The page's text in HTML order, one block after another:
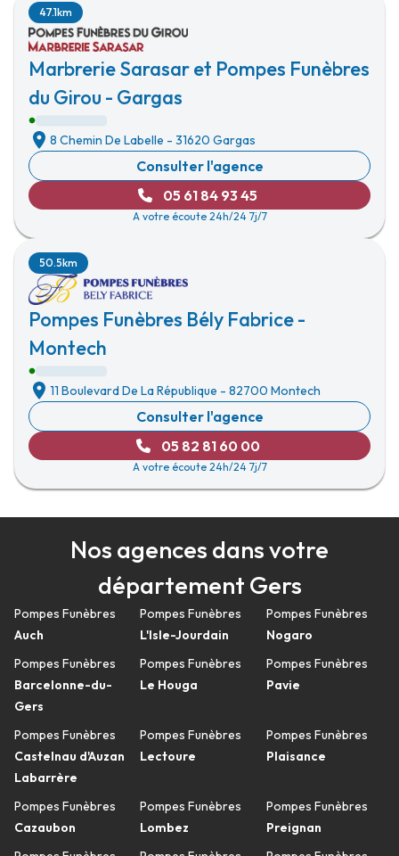
Marbrerie Sarasar et Pompes Funèbres
du Girou - Gargas
47.1km
8 Chemin De Labelle - 31620 Gargas
Consulter l'agence
05 61 84 93 45
A votre écoute 24h/24 7j/7
Pompes Funèbres Bély Fabrice -
Montech
50.5km
11 Boulevard De La République - 82700 Montech
Consulter l'agence
05 82 81 60 00
A votre écoute 24h/24 7j/7
Nos agences dans votre
département Gers
Pompes Funèbres
Auch
Pompes Funèbres
Barcelonne-du-
Gers
Pompes Funèbres
Castelnau d'Auzan
Labarrère
Pompes Funèbres
Cazaubon
Pompes Funèbres
L'Isle-Jourdain
Pompes Funèbres
Le Houga
Pompes Funèbres
Lectoure
Pompes Funèbres
Lombez
Pompes Funèbres
Nogaro
Pompes Funèbres
Pavie
Pompes Funèbres
Plaisance
Pompes Funèbres
Preignan